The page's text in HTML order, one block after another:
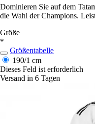
Dominieren Sie auf dem
die Wahl der Champions.
Größe
*
Größentabelle
190/1 cm
Dieses Feld ist erforderlich
Versand in 6 Tagen